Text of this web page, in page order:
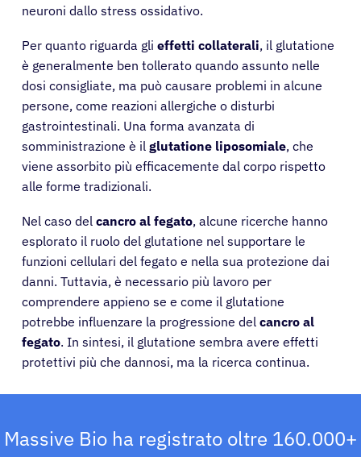
Pazienti
Soluzioni
neuroni dallo stress ossidativo.
Per quanto riguarda gli effetti collaterali, il glutatione
è generalmente ben tollerato quando assunto nelle
dosi consigliate, ma può causare problemi in alcune
persone, come reazioni allergiche o disturbi
gastrointestinali. Una forma avanzata di
somministrazione è il glutatione liposomiale, che
viene assorbito più efficacemente dal corpo rispetto
alle forme tradizionali.
Nel caso del cancro al fegato, alcune ricerche hanno
esplorato il ruolo del glutatione nel supportare le
funzioni cellulari del fegato e nella sua protezione dai
danni. Tuttavia, è necessario più lavoro per
comprendere appieno se e come il glutatione
potrebbe influenzare la progressione del cancro al
fegato. In sintesi, il glutatione sembra avere effetti
protettivi più che dannosi, ma la ricerca continua.
Massive Bio ha registrato oltre 160.000+